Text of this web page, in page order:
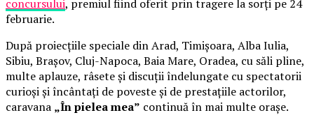
concursului, premiul fiind oferit prin tragere la sorți pe 24
februarie.
După proiecțiile speciale din Arad, Timișoara, Alba Iulia,
Sibiu, Brașov, Cluj-Napoca, Baia Mare, Oradea, cu săli pline,
multe aplauze, râsete și discuții îndelungate cu spectatorii
curioși și încântați de poveste și de prestațiile actorilor,
caravana „În pielea mea” continuă în mai multe orașe.